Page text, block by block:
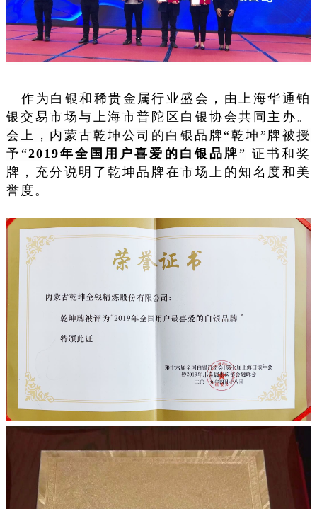
作为白银和稀贵金属行业盛会，由上海华通铂
银交易市场与上海市普陀区白银协会共同主办。
会上，内蒙古乾坤公司的白银品牌“乾坤”牌被授
予“2019年全国用户喜爱的白银品牌” 证书和奖
牌，充分说明了乾坤品牌在市场上的知名度和美
誉度。